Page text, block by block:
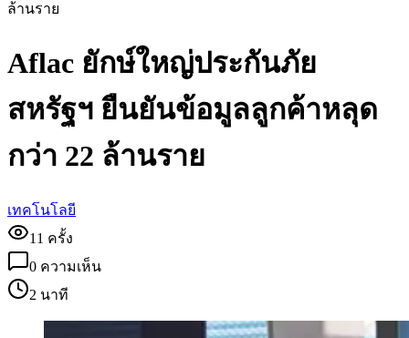
ล้านราย
Aflac ยักษ์ใหญ่ประกันภัย
สหรัฐฯ ยืนยันข้อมูลลูกค้าหลุด
กว่า 22 ล้านราย
เทคโนโลยี
11 ครั้ง
0 ความเห็น
2 นาที